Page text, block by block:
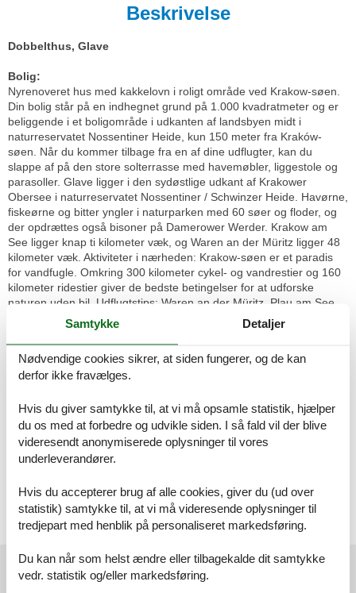
Beskrivelse
Dobbelthus, Glave
Bolig:
Nyrenoveret hus med kakkelovn i roligt område ved Krakow-søen.
Din bolig står på en indhegnet grund på 1.000 kvadratmeter og er
beliggende i et boligområde i udkanten af landsbyen midt i
naturreservatet Nossentiner Heide, kun 150 meter fra Kraków-
søen. Når du kommer tilbage fra en af dine udflugter, kan du
slappe af på den store solterrasse med havemøbler, liggestole og
parasoller. Glave ligger i den sydøstlige udkant af Krakower
Obersee i naturreservatet Nossentiner / Schwinzer Heide. Havørne,
fiskeørne og bitter yngler i naturparken med 60 søer og floder, og
der opdrættes også bisoner på Damerower Werder. Krakow am
See ligger knap ti kilometer væk, og Waren an der Müritz ligger 48
kilometer væk. Aktiviteter i nærheden: Krakow-søen er et paradis
for vandfugle. Omkring 300 kilometer cykel- og vandrestier og 160
kilometer ridestier giver de bedste betingelser for at udforske
naturen uden bil. Udflugtstips: Waren an der Müritz, Plau am See
eller hansestaden Rostock Mobility: Ikke egnet til personer med
Layout:
Stueetage: (åbent køkken(spisebord, elkedel, brødrister,
spisestue(Fjernsyn(parabol)), badeværelse(badekar, bruser, toilet))
På 1. etage: (soveværelse(dobbeltseng(200 x 180 cm)),
soveværelse(enkeltseng(90 x 200 cm), køjeseng(120 x 200 cm)))
carport, kakkelovn(kakkel), sofahjørne, grill, varme, terrasse,
Bemærk:
Det er strengt forbudt at afholde studenterfest, polterabend eller
fest med stort alkohol indtag i denne feriebolig
Eksterne anmeldelser
Vores gæsteanmeldelser Eksterne anmeldelser
Samtykke Detaljer
Nødvendige cookies sikrer, at siden fungerer, og de kan
derfor ikke fravælges.
Hvis du giver samtykke til, at vi må opsamle statistik, hjælper
du os med at forbedre og udvikle siden. I så fald vil der blive
videresendt anonymiserede oplysninger til vores
underleverandører.
Hvis du accepterer brug af alle cookies, giver du (ud over
statistik) samtykke til, at vi må videresende oplysninger til
tredjepart med henblik på personaliseret markedsføring.
Du kan når som helst ændre eller tilbagekalde dit samtykke
vedr. statistik og/eller markedsføring.